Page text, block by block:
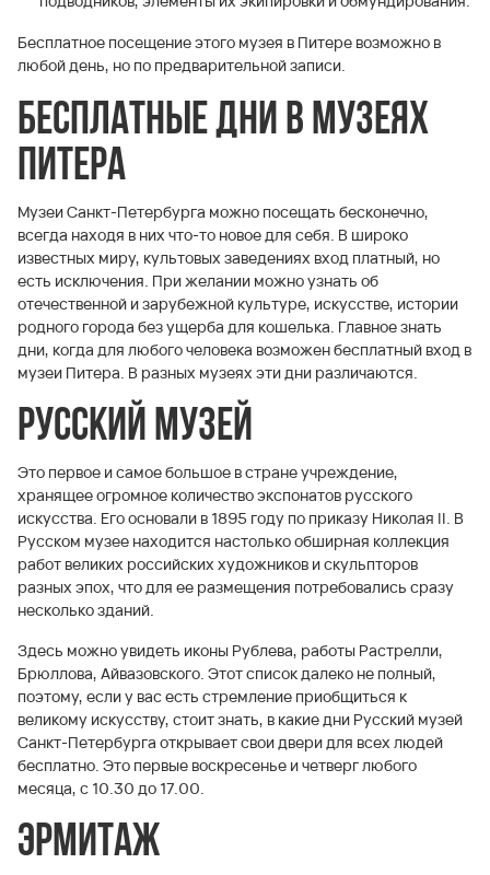
Бесплатное посещение этого музея в Питере возможно в
любой день, но по предварительной записи.
Бесплатные дни в музеях
Питера
Музеи Санкт-Петербурга можно посещать бесконечно,
всегда находя в них что-то новое для себя. В широко
известных миру, культовых заведениях вход платный, но
есть исключения. При желании можно узнать об
отечественной и зарубежной культуре, искусстве, истории
родного города без ущерба для кошелька. Главное знать
дни, когда для любого человека возможен бесплатный вход в
музеи Питера. В разных музеях эти дни различаются.
Русский музей
Это первое и самое большое в стране учреждение,
хранящее огромное количество экспонатов русского
искусства. Его основали в 1895 году по приказу Николая II. В
Русском музее находится настолько обширная коллекция
работ великих российских художников и скульпторов
разных эпох, что для ее размещения потребовались сразу
несколько зданий.
Здесь можно увидеть иконы Рублева, работы Растрелли,
Брюллова, Айвазовского. Этот список далеко не полный,
поэтому, если у вас есть стремление приобщиться к
великому искусству, стоит знать, в какие дни Русский музей
Санкт-Петербурга открывает свои двери для всех людей
бесплатно. Это первые воскресенье и четверг любого
месяца, c 10.30 до 17.00.
Эрмитаж